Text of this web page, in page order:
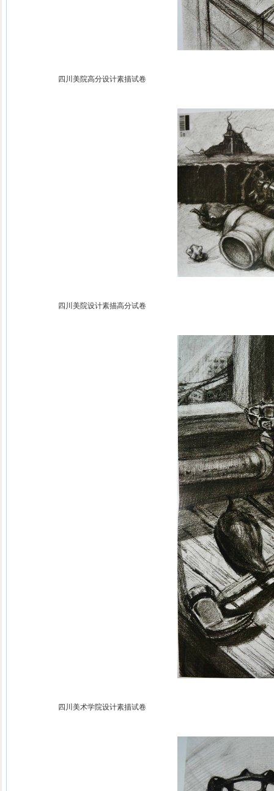
四川美院高分设计素描试卷
四川美院设计素描高分试卷
四川美术学院设计素描试卷